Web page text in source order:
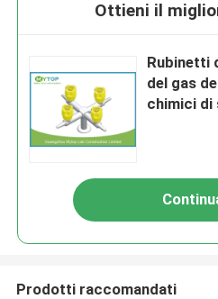
Ottieni il
Rubinetti
del gas
chimici di
Prodotti raccomandati